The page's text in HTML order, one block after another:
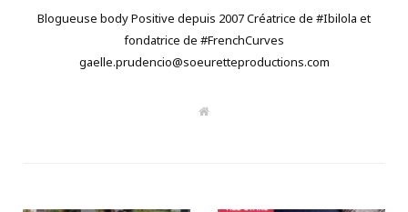
Blogueuse body Positive depuis 2007 Créatrice de #Ibilola et
fondatrice de #FrenchCurves
gaelle.prudencio@soeuretteproductions.com
W